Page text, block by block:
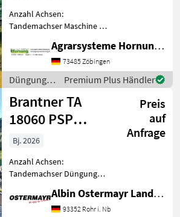
Anzahl Achsen:
Tandemachser Maschine 4
geteilte Kratzboden,
abklapbare Bordwände 600
+ 500 mm einseitige
Weitwinkelzapfwelle. 8 to
ZGG - Au
Agrarsysteme Hornung GmbH & Co. KG
73485 Zöbingen
Düngung
und
Beregnung
/ Metal-
Fach
Premium Plus Händler
Brantner TA
18060 PSP
Power Spread
pro
Preis
auf
Anfrage
Bj. 2026
Anzahl Achsen:
Tandemachser Düngung
Kompost-/Miststreuer
Albin Ostermayr Landmaschinenhandel e.K.
93352 Rohr i. Nb